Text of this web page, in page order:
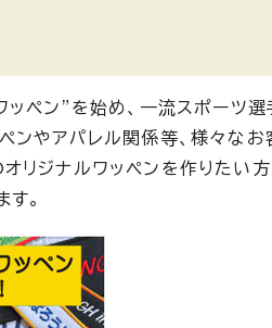
ペン”を始め、一流スポーツ
ンやアパレル関係等、様々な
リジナルワッペンを作りたい方
。